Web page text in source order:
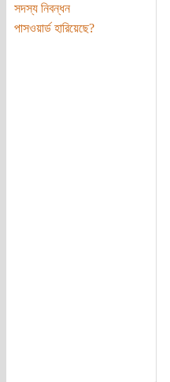
সদস্য নিবন্ধন
পাসওয়ার্ড হারিয়েছে?